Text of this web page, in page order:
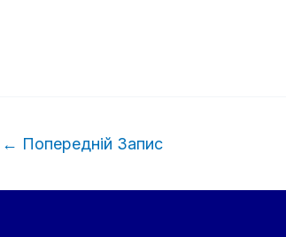
← Попередній Запис